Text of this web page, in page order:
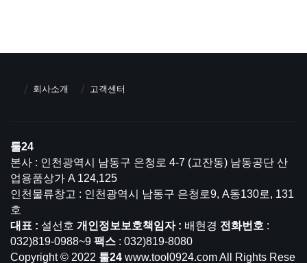
회사소개 고객센터
툴24
본사 : 인천광역시 남동구 은청로 4-7 (고잔동) 남동공단 산
업용품상가 A 124,125
인천물류창고 : 인천광역시 남동구 은청로9, A동130로, 131
호
대표 : 설선호 개인정보보호책임자 : 배현경 전화번호 :
032)819-0988~9 팩스 : 032)819-8080
Copyright © 2022 툴24 www.tool0924.com All Rights Rese